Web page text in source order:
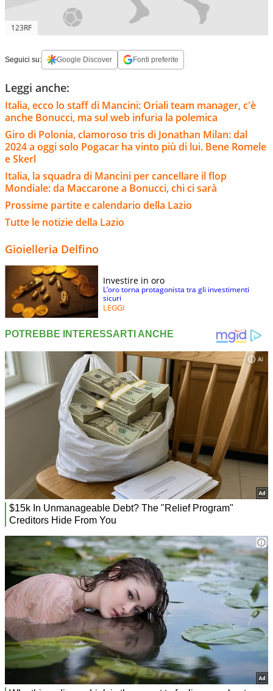
123RF
Seguici su: Google Discover Fonti preferite
Leggi anche:
Italia, ecco lo staff di Mancini: Oriali team manager, c'è
anche Bonucci, ma sul web infuria la polemica
Giro di Polonia, clamoroso tris di Jonathan Milan: dal
2024 a oggi solo Pogacar ha vinto più di lui. Bene Romele
e Skerl
Italia, la squadra di Mancini per cancellare il flop
Mondiale: da Maccarone a Bonucci, chi ci sarà
Prossime partite e calendario della Lazio
Tutte le notizie della Lazio
Gioielleria Delfino
Investire in oro
L’oro torna protagonista tra gli investimenti
sicuri
LEGGI